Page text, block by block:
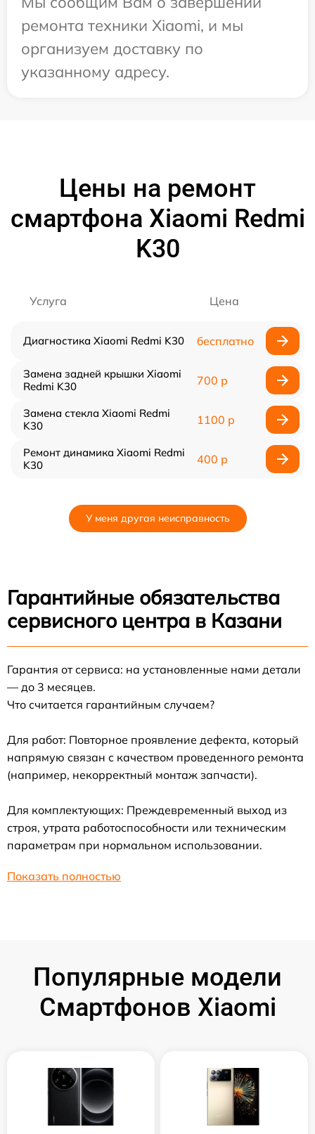
ремонта техники Xiaomi, и мы
организуем доставку по
указанному адресу.
Цены на ремонт
смартфона Xiaomi Redmi
K30
Услуга Цена
Диагностика Xiaomi Redmi K30 бесплатно
Замена задней крышки Xiaomi
Redmi K30
700 р
Замена стекла Xiaomi Redmi
K30
1100 р
Ремонт динамика Xiaomi Redmi
K30
400 р
У меня другая неисправность
Гарантийные обязательства
сервисного центра в Казани
Гарантия от сервиса: на установленные нами детали
— до 3 месяцев.
Что считается гарантийным случаем?
Для работ: Повторное проявление дефекта, который
напрямую связан с качеством проведенного ремонта
(например, некорректный монтаж запчасти).
Для комплектующих: Преждевременный выход из
строя, утрата работоспособности или техническим
параметрам при нормальном использовании.
Показать полностью
Популярные модели
Смартфонов Xiaomi